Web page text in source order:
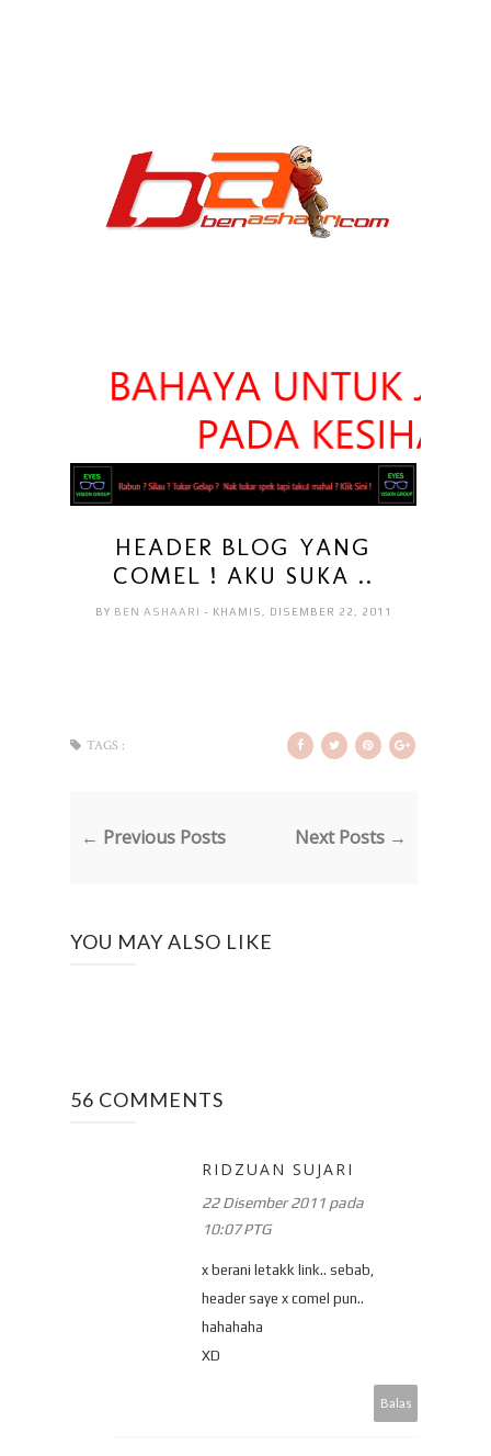
HEADER BLOG YANG
COMEL ! AKU SUKA ..
BY BEN ASHAARI - KHAMIS, DISEMBER 22, 2011
TAGS :
← Previous Posts Next Posts →
YOU MAY ALSO LIKE
56 COMMENTS
RIDZUAN SUJARI
22 Disember 2011 pada
10:07 PTG
x berani letakk link.. sebab,
header saye x comel pun..
hahahaha
XD
Balas